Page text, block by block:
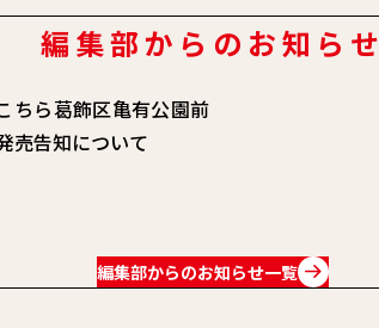
編集部からのお知らせ
ちら葛飾区亀有公園前
売告知について
編集部からのお知らせ一覧